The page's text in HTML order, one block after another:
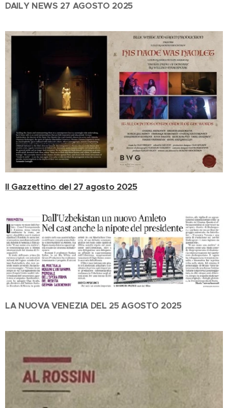
DAILY NEWS 27 AGOSTO 2025
Il Gazzettino del 27 agosto 2025
LA NUOVA VENEZIA DEL 25 AGOSTO 2025